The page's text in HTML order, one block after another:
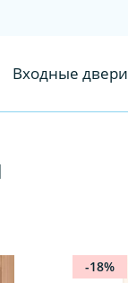
Входные двери
-18%